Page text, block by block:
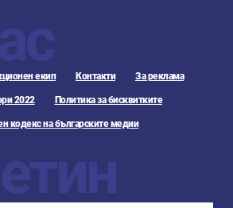
екип Контакти За реклама
2022 Политика за бисквитките
кодекс на българските медии